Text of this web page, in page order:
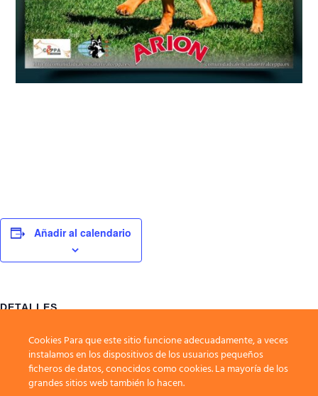
Añadir al calendario
DETALLES
Comienza:
14 junio, 2025
Finaliza:
Cookies Para que este sitio funcione adecuadamente, a veces
instalamos en los dispositivos de los usuarios pequeños
ficheros de datos, conocidos como cookies. La mayoría de los
grandes sitios web también lo hacen.